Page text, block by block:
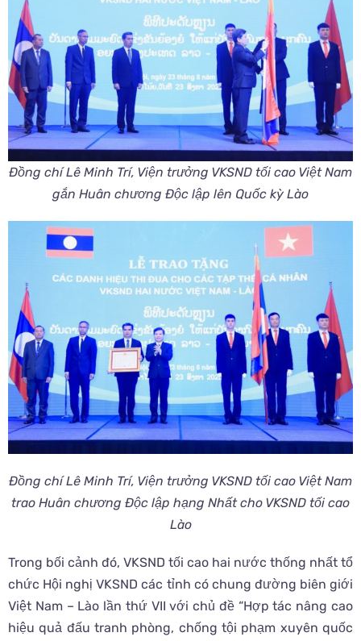
Đồng chí Lê Minh Trí, Viện trưởng VKSND tối cao Việt Nam
gắn Huân chương Độc lập lên Quốc kỳ Lào
Đồng chí Lê Minh Trí, Viện trưởng VKSND tối cao Việt Nam
trao Huân chương Độc lập hạng Nhất cho VKSND tối cao
Lào
Trong bối cảnh đó, VKSND tối cao hai nước thống nhất tổ
chức Hội nghị VKSND các tỉnh có chung đường biên giới
Việt Nam – Lào lần thứ VII với chủ đề “Hợp tác nâng cao
hiệu quả đấu tranh phòng, chống tội phạm xuyên quốc